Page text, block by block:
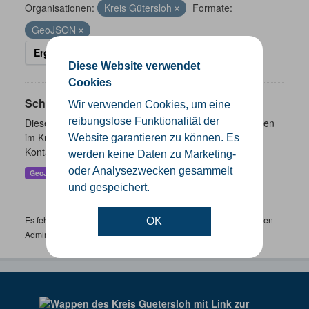
Diese Website verwendet
Cookies
Wir verwenden Cookies, um eine
reibungslose Funktionalität der
Website garantieren zu können. Es
werden keine Daten zu Marketing-
oder Analysezwecken gesammelt
und gespeichert.
OK
Organisationen:
Kreis Gütersloh
Formate:
GeoJSON
Ergebnisse filtern
Schulen
Dieser Datensatz beinhaltet eine Darstellung der Schulen
im Kreis Gütersloh mit Angaben zu Schulform,
Kontaktmöglichkeiten, Pausenzeiten und Schulträger.
GeoJSON SHP
Es fehlen spezifische Datensätze? Wenden Sie sich bitte an einen
Administrator unter:support.gis@kreis-guetersloh.de